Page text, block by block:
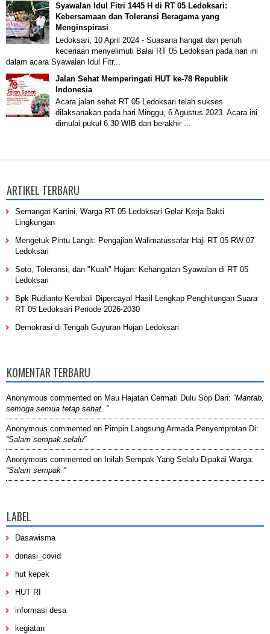
Syawalan Idul Fitri 1445 H di RT 05 Ledoksari:
Kebersamaan dan Toleransi Beragama yang
Menginspirasi
Ledoksari, 10 April 2024 - Suasana hangat dan penuh
keceriaan menyelimuti Balai RT 05 Ledoksari pada hari ini
dalam acara Syawalan Idul Fitr...
Jalan Sehat Memperingati HUT ke-78 Republik
Indonesia
Acara jalan sehat RT 05 Ledoksari telah sukses
dilaksanakan pada hari Minggu, 6 Agustus 2023. Acara ini
dimulai pukul 6.30 WIB dan berakhir ...
ARTIKEL TERBARU
Semangat Kartini, Warga RT 05 Ledoksari Gelar Kerja Bakti
Lingkungan
Mengetuk Pintu Langit: Pengajian Walimatussafar Haji RT 05 RW 07
Ledoksari
Soto, Toleransi, dan "Kuah" Hujan: Kehangatan Syawalan di RT 05
Ledoksari
Bpk Rudianto Kembali Dipercaya! Hasil Lengkap Penghitungan Suara
RT 05 Ledoksari Periode 2026-2030
Demokrasi di Tengah Guyuran Hujan Ledoksari
KOMENTAR TERBARU
Anonymous commented on Mau Hajatan Cermati Dulu Sop Dari: “Mantab,
semoga semua tetap sehat. ”
Anonymous commented on Pimpin Langsung Armada Penyemprotan Di:
“Salam sempak selalu”
Anonymous commented on Inilah Sempak Yang Selalu Dipakai Warga:
“Salam sempak ”
LABEL
Dasawisma
donasi_covid
hut kepek
HUT RI
informasi desa
kegiatan